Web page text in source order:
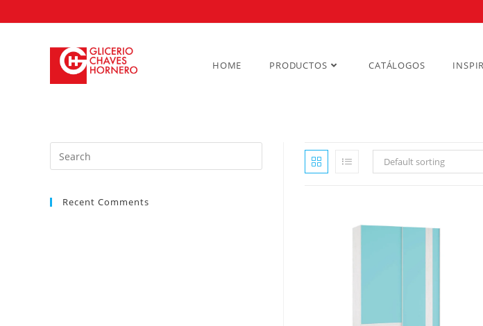
HOME PRODUCTOS CATÁLOGOS
Default sorting
Recent Comments